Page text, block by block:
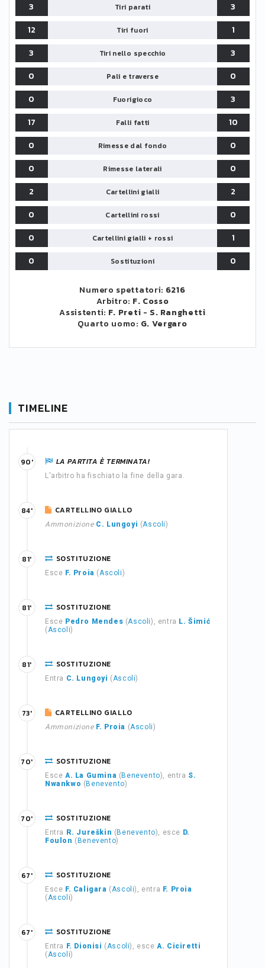
3 Tiri parati
3
12
Tiri fuori
1
3
Tiri nello specchio
3
0
Pali e traverse
0
0
Fuorigioco
3
17
Falli fatti
10
0
Rimesse dal fondo
0
0
Rimesse laterali
0
2
Cartellini gialli
2
0
Cartellini rossi
0
0
Cartellini gialli + rossi
1
0
Sostituzioni 0
Numero spettatori: 6216
Arbitro: F. Cosso
Assistenti: F. Preti - S. Ranghetti
Quarto uomo: G. Vergaro
TIMELINE
LA PARTITA È TERMINATA!
L'arbitro ha fischiato la fine della gara.
90'
CARTELLINO GIALLO
Ammonizione C. Lungoyi (Ascoli)
84'
SOSTITUZIONE
Esce F. Proia (Ascoli)
81'
SOSTITUZIONE
Esce Pedro Mendes (Ascoli), entra L. Šimić
(Ascoli)
81'
SOSTITUZIONE
Entra C. Lungoyi (Ascoli)
81'
CARTELLINO GIALLO
Ammonizione F. Proia (Ascoli)
73'
SOSTITUZIONE
Esce A. La Gumina ( Benevento), entra S.
Nwankwo ( Benevento)
70'
SOSTITUZIONE
Entra R. Jureškin ( Benevento), esce D.
Foulon ( Benevento)
70'
SOSTITUZIONE
Esce F. Caligara (Ascoli), entra F. Proia
(Ascoli)
67'
SOSTITUZIONE
Entra F. Dionisi (Ascoli), esceA. Ciciretti
(Ascoli)
67'